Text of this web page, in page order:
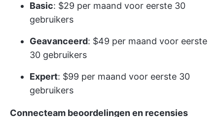
Basic: $29 per maand voor eerste 30
gebruikers
Geavanceerd: $49 per maand voor eerste
30 gebruikers
Expert: $99 per maand voor eerste 30
gebruikers
Connecteam beoordelingen en recensies